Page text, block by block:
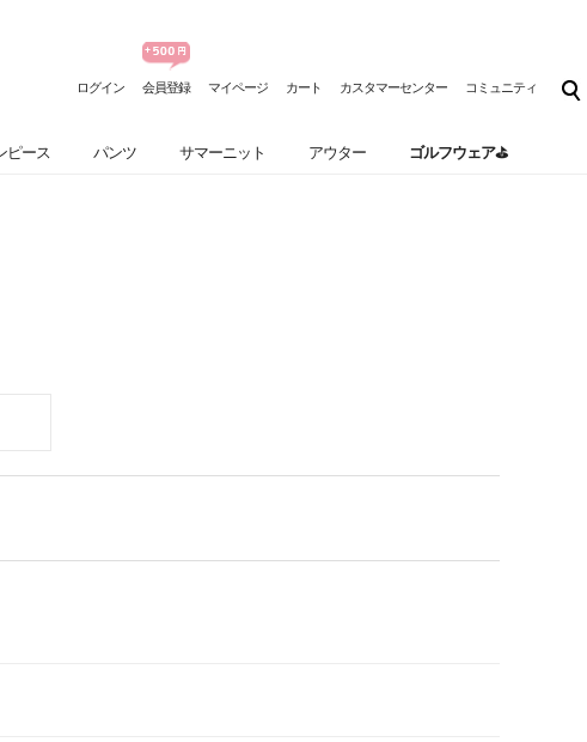
ログイン 会員登録 マイページ カート カスタマーセンター コミュニティ
ピース パンツ サマーニット アウター ゴルフウェア⛳